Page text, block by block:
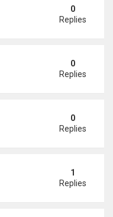
khu vườn tình yêu'
0
Replies
được 400 triệu đồng/
0
Replies
Chi - Tạ Đình Phong
0
Replies
2 năm đột quỵ. 1
Replies